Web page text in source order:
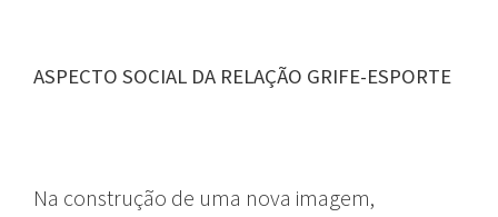
ASPECTO SOCIAL DA RELAÇÃO GRIFE-ESPORTE
Na construção de uma nova imagem,